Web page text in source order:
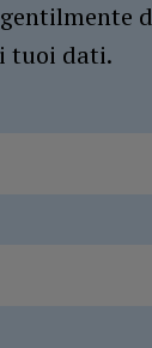
tuoi dati.